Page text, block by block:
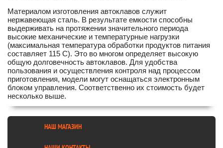
Материалом изготовления автоклавов служит
нержавеющая сталь. В результате емкости способны
выдерживать на протяжении значительного периода
высокие механические и температурные нагрузки
(максимальная температура обработки продуктов питания
составляет 115 С). Это во многом определяет высокую
общую долговечность автоклавов. Для удобства
пользования и осуществления контроля над процессом
приготовления, модели могут оснащаться электронным
блоком управления. Соответственно их стоимость будет
несколько выше.
НАШ МАГАЗИН